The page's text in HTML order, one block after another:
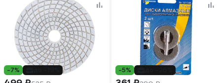
-7% -5%